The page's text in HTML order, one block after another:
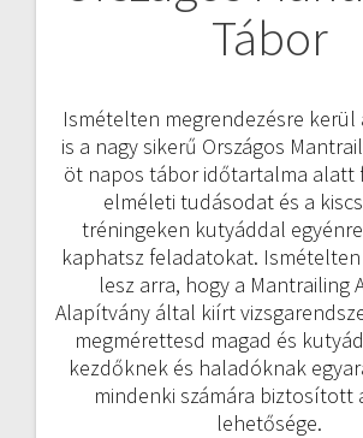
Tábor
Ismételten megrendezésre kerül
is a nagy sikerű Országos
öt napos tábor időtartalma alatt
elméleti tudásodat és a
tréningeken kutyáddal
kaphatsz feladatokat.
lesz arra, hogy a Mantrailing
Alapítvány által kiírt
megmérettesd magad és
kezdőknek és haladóknak
mindenki számára biztosított
lehetősége.